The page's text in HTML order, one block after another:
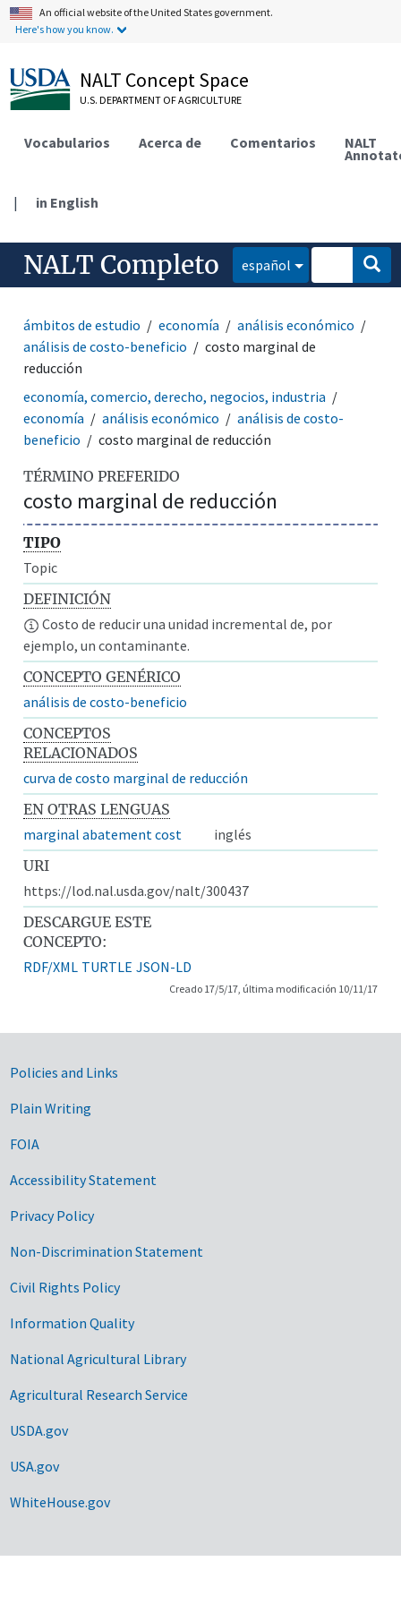
An official website of the United States government.
Here's how you know.
NALT Concept Space
U.S. DEPARTMENT OF AGRICULTURE
Vocabularios Acerca de Comentarios NALT
| in English
NALT Completo español
ámbitos de estudio economía
análisis económico
análisis de costo-beneficio
costo marginal de
reducción
economía, comercio, derecho, negocios, industria
economía
análisis económico
análisis de costo-
beneficio
costo marginal de reducción
TÉRMINO PREFERIDO
costo marginal de reducción
TIPO
Topic
DEFINICIÓN
Costo de reducir una unidad incremental de, por
ejemplo, un contaminante.
CONCEPTO GENÉRICO
análisis de costo-beneficio
CONCEPTOS
RELACIONADOS
curva de costo marginal de reducción
EN OTRAS LENGUAS
marginal abatement cost
inglés
URI
https://lod.nal.usda.gov/nalt/300437
DESCARGUE ESTE
CONCEPTO:
RDF/XML TURTLE JSON-LD
Creado 17/5/17, última modificación 10/11/17
Government Links
Policies and Links
Plain Writing
FOIA
Accessibility Statement
Privacy Policy
Non-Discrimination Statement
Civil Rights Policy
Information Quality
National Agricultural Library
Agricultural Research Service
USDA.gov
USA.gov
WhiteHouse.gov